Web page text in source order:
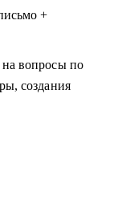
+
на вопросы по
создания